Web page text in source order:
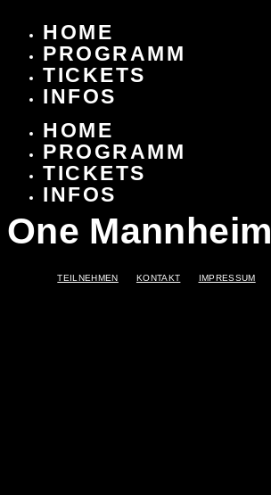
Inhalt
springen
HOME
PROGRAMM
TICKETS
INFOS
HOME
PROGRAMM
TICKETS
INFOS
One Mannheim
TEILNEHMEN KONTAKT IMPRESSUM